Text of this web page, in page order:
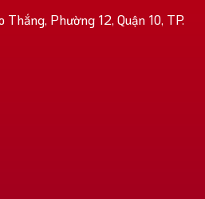
Thắng, Phường 12, Quận 10, TP.